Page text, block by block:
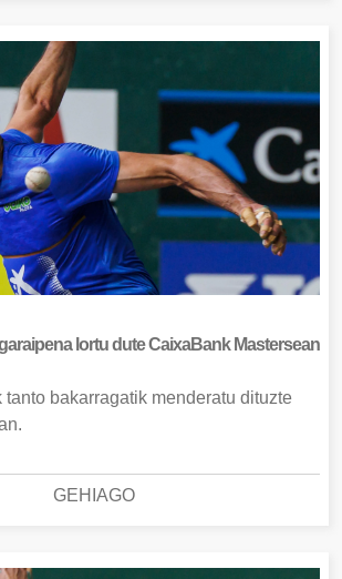
lortu dute CaixaBank Mastersean
tanto bakarragatik menderatu dituzte
GEHIAGO